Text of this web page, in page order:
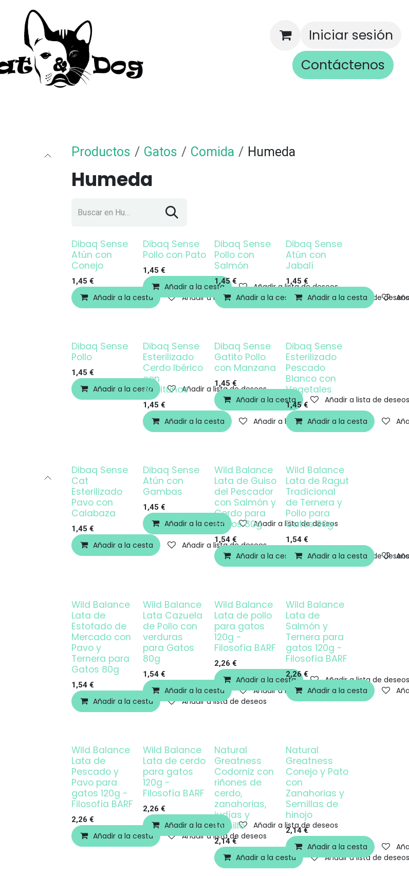
Iniciar sesión
Contáctenos
Productos Gatos Comida Humeda
Humeda
Dibaq Sense
Atún con
Conejo
1,45 €
Añadir a la cesta Añadir a lista de deseos
Dibaq Sense
Pollo con Pato
1,45 €
Añadir a la cesta Añadir a lista de deseos
Dibaq Sense
Pollo con
Salmón
1,45€
Añadir a la cesta Añadir a lista de deseos
Dibaq Sense
Atún con
Jabalí
1,45 €
Añadir a la cesta
Dibaq Sense
Pollo
1,45 €
Añadir a la cesta Añadir a lista de deseos
Dibaq Sense
Esterilizado
Cerdo Ibérico
con
Aceitunas
1,45 €
Añadir a la cesta Añadir a lista de deseos
Dibaq Sense
Gatito Pollo
con Manzana
1,45 €
Añadir a la cesta Añadir a lista de deseos
Dibaq Sense
Esterilizado
Pescado
Blanco con
Vegetales
1,45€
Añadir a la cesta
Dibaq Sense
Cat
Esterilizado
Pavo con
Calabaza
1,45 €
Añadir a la cesta Añadir a lista de deseos
Dibaq Sense
Atún con
Gambas
1,45 €
Añadir a la cesta Añadir a lista de deseos
Wild Balance
Lata de Guiso
del Pescador
con Salmón y
Cerdo para
Gatos 80g
1,54€
Añadir a la cesta Añadir a lista de deseos
Wild Balance
Lata de Ragut
Tradicional
de Ternera y
Pollo para
Gatos 80g
1,54€
Añadir a la cesta
Wild Balance
Lata de
Estofado de
Mercado con
Pavo y
Ternera para
Gatos 80g
1,54 €
Añadir a la cesta Añadir a lista de deseos
Wild Balance
Lata Cazuela
de Pollo con
verduras
para Gatos
80g
1,54€
Añadir a la cesta Añadir a lista de deseos
Wild Balance
Lata de pollo
para gatos
120g -
Filosofía BARF
2,26 €
Añadir a la cesta Añadir a lista de deseos
Wild Balance
Lata de
Salmón y
Ternera para
gatos 120g -
Filosofía BARF
2,26€
Añadir a la cesta
Wild Balance
Lata de
Pescado y
Pavo para
gatos 120g -
Filosofía BARF
2,26 €
Añadir a la cesta Añadir a lista de deseos
Wild Balance
Lata de cerdo
para gatos
120g -
Filosofía BARF
2,26 €
Añadir a la cesta Añadir a lista de deseos
Natural
Greatness
Codorniz con
riñones de
cerdo,
zanahorias,
judías y
tomillo
2,14€
Añadir a la cesta Añadir a lista de deseos
Natural
Greatness
Conejo y Pato
con
Zanahorias y
Semillas de
hinojo
2,14€
Añadir a la cesta